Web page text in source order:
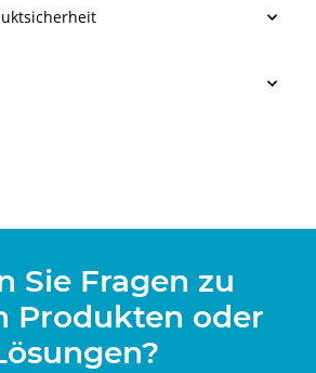
Sie Fragen zu
Produkten oder